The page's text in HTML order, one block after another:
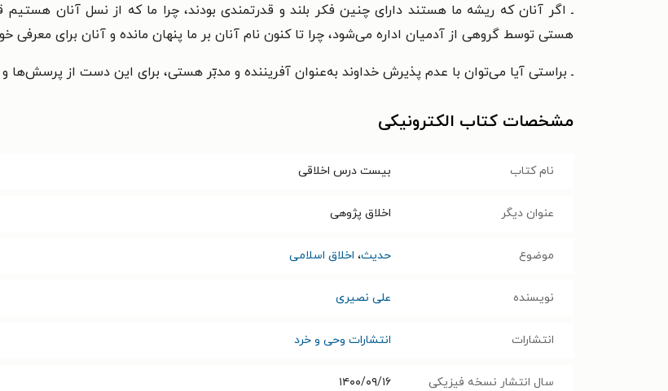
ـ اگر آنان که ریشه ما هستند دارای چنین فکر بلند و قدرتمندی بودند، چرا ما که از نسل آنان هستیم
هستی توسط گروهی از آدمیان اداره می‌شود، چرا تا کنون نام آنان بر ما پنهان مانده و آنان برای معرفی
ـ براستی آیا می‌توان با عدم پذیرش خداوند به‌عنوان آفریننده و مدبّر هستی، برای این دست از
مشخصات کتاب الکترونیکی
نام کتاب بیست درس اخلاقی
عنوان دیگر اخلاق پژوهی
موضوع حدیث، اخلاق اسلامی
نویسنده علی نصیری
انتشارات انتشارات وحی و خرد
سال انتشار نسخه فیزیکی ۱۴۰۰/۰۹/۱۶